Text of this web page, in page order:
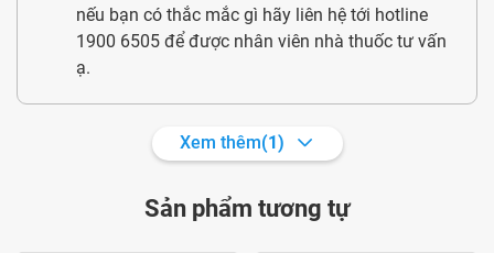
ể đảm bảo mua được sản phẩm uy tín và chất lượng, bạn
hãy đến với Hệ thống nhà thuốc Pharmart, chúng tôi cam
kết 100% sản phẩm chính hãng, đầy đủ giấy tờ theo đúng
những chương trình dành cho những khách hàng thân thiết
nếu bạn có thắc mắc gì hãy liên hệ tới hotline
1900 6505 để được nhân viên nhà thuốc tư vấn
ạ.
Xem thêm(1)
Sản phẩm tương tự